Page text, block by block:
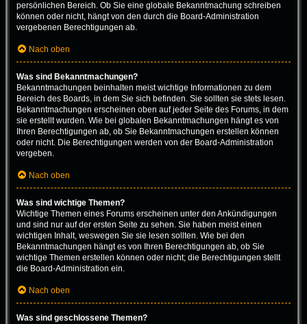
persönlichen Bereich. Ob Sie eine globale Bekanntmachung schreiben
können oder nicht, hängt von den durch die Board-Administration
vergebenen Berechtigungen ab.
Nach oben
Was sind Bekanntmachungen?
Bekanntmachungen beinhalten meist wichtige Informationen zu dem
Bereich des Boards, in dem Sie sich befinden. Sie sollten sie stets lesen.
Bekanntmachungen erscheinen oben auf jeder Seite des Forums, in dem
sie erstellt wurden. Wie bei globalen Bekanntmachungen hängt es von
Ihren Berechtigungen ab, ob Sie Bekanntmachungen erstellen können
oder nicht. Die Berechtigungen werden von der Board-Administration
vergeben.
Nach oben
Was sind wichtige Themen?
Wichtige Themen eines Forums erscheinen unter den Ankündigungen
und sind nur auf der ersten Seite zu sehen. Sie haben meist einen
wichtigen Inhalt, weswegen Sie sie lesen sollten. Wie bei den
Bekanntmachungen hängt es von Ihren Berechtigungen ab, ob Sie
wichtige Themen erstellen können oder nicht; die Berechtigungen stellt
die Board-Administration ein.
Nach oben
Was sind geschlossene Themen?